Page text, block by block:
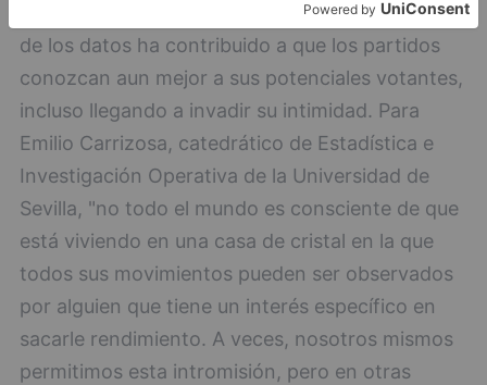
Partiendo de esta base, la irrupción de la ciencia
de los datos ha contribuido a que los partidos
conozcan aun mejor a sus potenciales votantes,
incluso llegando a invadir su intimidad. Para
Emilio Carrizosa, catedrático de Estadística e
Investigación Operativa de la Universidad de
Sevilla, "no todo el mundo es consciente de que
está viviendo en una casa de cristal en la que
todos sus movimientos pueden ser observados
por alguien que tiene un interés específico en
sacarle rendimiento. A veces, nosotros mismos
permitimos esta intromisión, pero en otras